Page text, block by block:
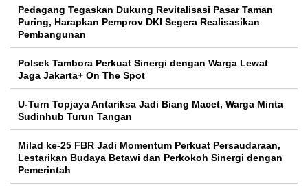
Pedagang Tegaskan Dukung Revitalisasi Pasar Taman
Puring, Harapkan Pemprov DKI Segera Realisasikan
Pembangunan
Polsek Tambora Perkuat Sinergi dengan Warga Lewat
Jaga Jakarta+ On The Spot
U-Turn Topjaya Antariksa Jadi Biang Macet, Warga Minta
Sudinhub Turun Tangan
Milad ke-25 FBR Jadi Momentum Perkuat Persaudaraan,
Lestarikan Budaya Betawi dan Perkokoh Sinergi dengan
Pemerintah